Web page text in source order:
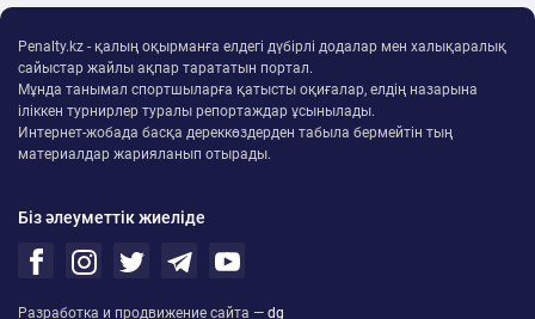
Penalty.kz - қалың оқырманға елдегі дүбірлі додалар мен халықаралық
сайыстар жайлы ақпар тарататын портал.
Мұнда танымал спортшыларға қатысты оқиғалар, елдің назарына
іліккен турнирлер туралы репортаждар ұсынылады.
Интернет-жобада басқа дереккөздерден табыла бермейтін тың
материалдар жарияланып отырады.
Біз әлеуметтік жиеліде
Разработка и продвижение сайта — dg